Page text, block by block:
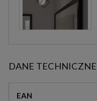
DANE TECHNICZNE
EAN